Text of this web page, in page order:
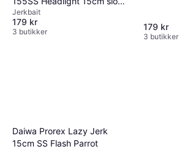
sink 85g
Jerkbait
179 kr
3 butikker 179 kr
3 butikker
Daiwa Prorex Lazy Jerk
15cm SS Flash Parrot